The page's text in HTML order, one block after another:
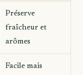
Préserve
fraîcheur et
arômes
Facile mais